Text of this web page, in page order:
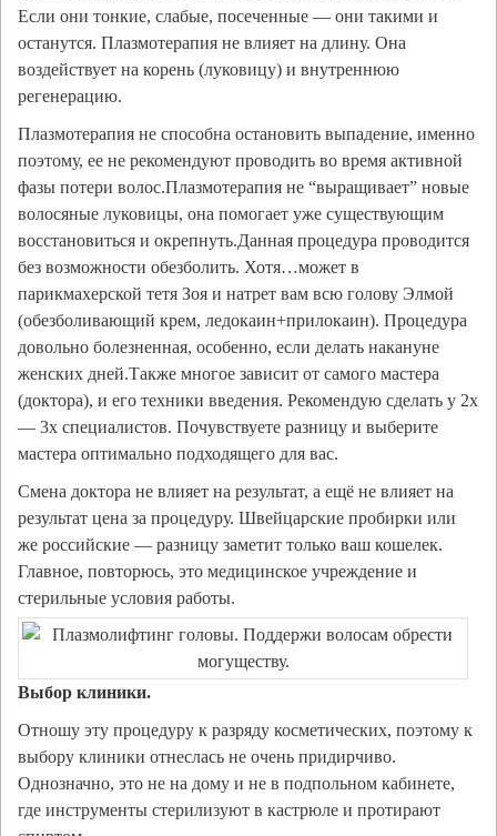
Если они тонкие, слабые, посеченные — они такими и
останутся. Плазмотерапия не влияет на длину. Она
воздействует на корень (луковицу) и внутреннюю
регенерацию.
Плазмотерапия не способна остановить выпадение, именно
поэтому, ее не рекомендуют проводить во время активной
фазы потери волос.Плазмотерапия не “выращивает” новые
волосяные луковицы, она помогает уже существующим
восстановиться и окрепнуть.Данная процедура проводится
без возможности обезболить. Хотя…может в
парикмахерской тетя Зоя и натрет вам всю голову Элмой
(обезболивающий крем, ледокаин+прилокаин). Процедура
довольно болезненная, особенно, если делать накануне
женских дней.Также многое зависит от самого мастера
(доктора), и его техники введения. Рекомендую сделать у 2х
— 3х специалистов. Почувствуете разницу и выберите
мастера оптимально подходящего для вас.
Смена доктора не влияет на результат, а ещё не влияет на
результат цена за процедуру. Швейцарские пробирки или
же российские — разницу заметит только ваш кошелек.
Главное, повторюсь, это медицинское учреждение и
стерильные условия работы.
Выбор клиники.
Отношу эту процедуру к разряду косметических, поэтому к
выбору клиники отнеслась не очень придирчиво.
Однозначно, это не на дому и не в подпольном кабинете,
где инструменты стерилизуют в кастрюле и протирают